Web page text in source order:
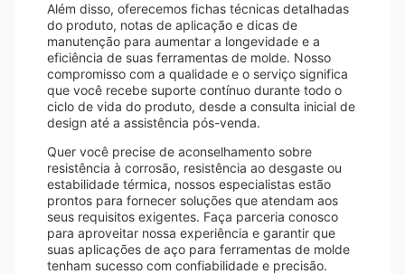
Além disso, oferecemos fichas técnicas detalhadas
do produto, notas de aplicação e dicas de
manutenção para aumentar a longevidade e a
eficiência de suas ferramentas de molde. Nosso
compromisso com a qualidade e o serviço significa
que você recebe suporte contínuo durante todo o
ciclo de vida do produto, desde a consulta inicial de
design até a assistência pós-venda.
Quer você precise de aconselhamento sobre
resistência à corrosão, resistência ao desgaste ou
estabilidade térmica, nossos especialistas estão
prontos para fornecer soluções que atendam aos
seus requisitos exigentes. Faça parceria conosco
para aproveitar nossa experiência e garantir que
suas aplicações de aço para ferramentas de molde
tenham sucesso com confiabilidade e precisão.